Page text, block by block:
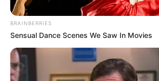
by:Admin
Beneficios de ingerir
BRAINBERRIES
Sensual Dance Scenes We Saw In Movies